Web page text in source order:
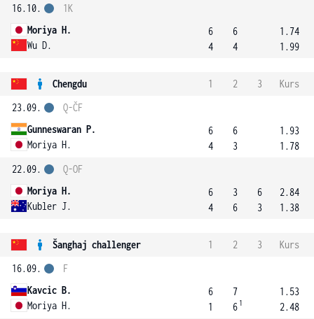
16.10.
Moriya H.
Wu D.
1K
6
4
6
4
1.74
1.99
Chengdu 1 2 3
Kurs
23.09.
Gunneswaran P.
Moriya H.
Q-ČF
6
4
6
3
1.93
1.78
22.09.
Moriya H.
Kubler J.
Q-OF
6
4
3
6
6
3
2.84
1.38
Šanghaj challenger 1 2 3
Kurs
16.09.
Kavcic B.
Moriya H.
F
6
1
7
6 1
1.53
2.48